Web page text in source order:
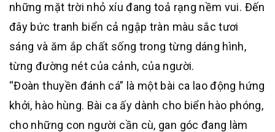
những mặt trời nhỏ xíu đang toả rạng nềm vui. Đến
đây bức tranh biển cả ngập tràn màu sắc tươi
sáng và ăm ắp chất sống trong từng dáng hình,
từng đường nét của cảnh, của người.
“Đoàn thuyền đánh cá” là một bài ca lao động hứng
khởi, hào hùng. Bài ca ấy dành cho biển hào phóng,
cho những con người cần cù, gan góc đang làm